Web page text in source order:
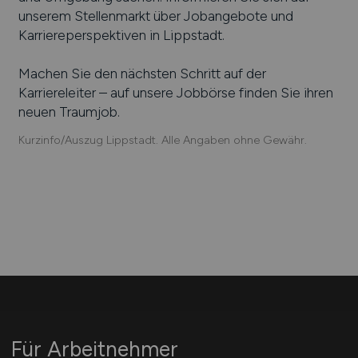
unserem Stellenmarkt über Jobangebote und
Karriereperspektiven in Lippstadt.
Machen Sie den nächsten Schritt auf der
Karriereleiter – auf unsere Jobbörse finden Sie ihren
neuen Traumjob.
Kurzinfo/Auszug Lippstadt. Alle Angaben ohne Gewähr.
Für Arbeitnehmer